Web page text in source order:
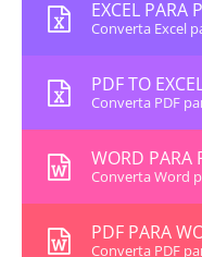
EXCEL PARA
Converta Excel
PDF TO
Converta PDF
WORD PARA
Converta Word
PDF PARA
Converta PDF